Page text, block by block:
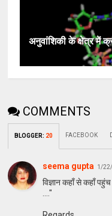
अनुवांशिकी के क्षेत्र में
COMMENTS
BLOGGER: 20 FACEBOOK
seema gupta 1/22/
विज्ञान कहाँ से कहाँ
...."